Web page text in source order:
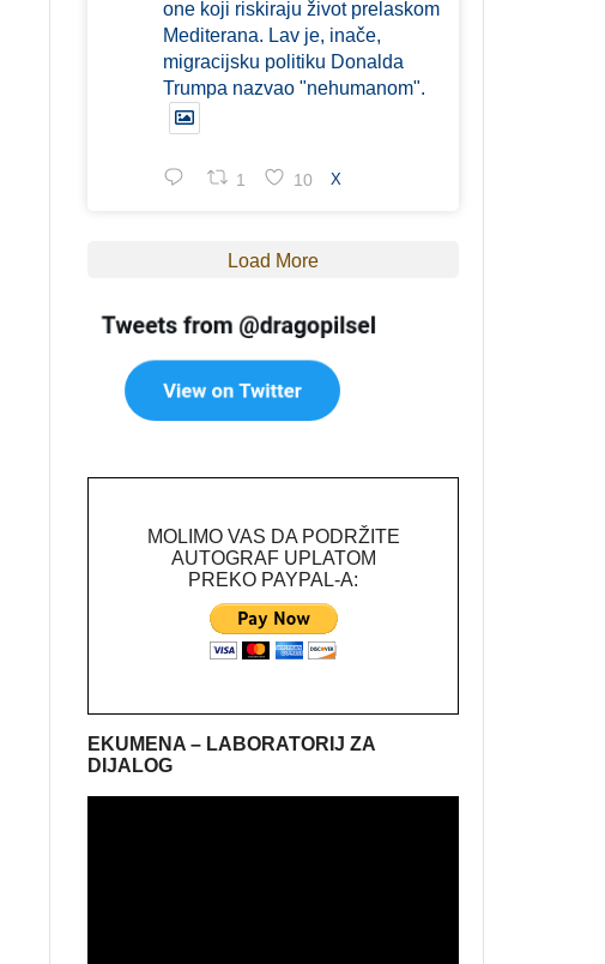
one koji riskiraju život prelaskom
Mediterana. Lav je, inače,
migracijsku politiku Donalda
Trumpa nazvao "nehumanom".
1 10 X
Load More
MOLIMO VAS DA PODRŽITE
AUTOGRAF UPLATOM
PREKO PAYPAL-A:
EKUMENA – LABORATORIJ ZA
DIJALOG